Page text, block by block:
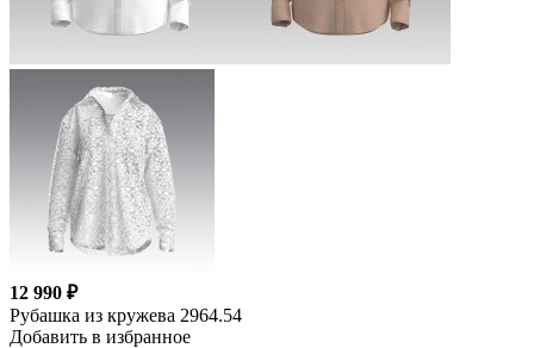
12 990 ₽
Рубашка из кружева 2964.54
Добавить в избранное